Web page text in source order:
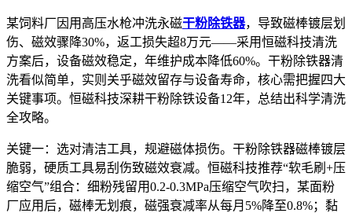
某饲料厂因用高压水枪冲洗永磁干粉除铁器，导致磁棒镀层划
伤、磁效骤降30%，返工损失超8万元——采用恒磁科技清洗
方案后，设备磁效稳定，年维护成本降低60%。干粉除铁器清
洗看似简单，实则关乎磁效留存与设备寿命，核心需把握四大
关键事项。恒磁科技深耕干粉除铁设备12年，总结出科学清洗
全攻略。
关键一：选对清洁工具，规避磁体损伤。干粉除铁器磁棒镀层
脆弱，硬质工具易刮伤致磁效衰减。恒磁科技推荐“软毛刷 +压
缩空气”组合：细粉残留用0.2-0.3MPa压缩空气吹扫，某面粉
厂应用后，磁棒无划痕，磁强衰减率从每月 5%降至0.8%；黏